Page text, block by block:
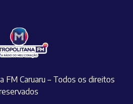
Caruaru – Todos os direitos